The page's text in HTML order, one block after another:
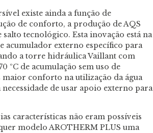
existe ainda a função de
de conforto, a produção de AQS
tecnológico. Esta inovação está na
acumulador externo específico para
a torre hidráulica Vaillant com
ºC de acumulação sem uso de
conforto na utilização da água
de usar apoio externo para
características não eram possíveis
modelo AROTHERM PLUS uma